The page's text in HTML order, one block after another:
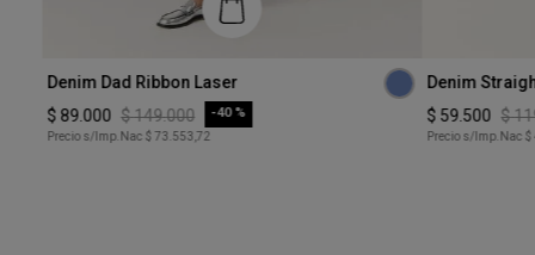
26
Denim Dad Ribbon Laser
$ 89.000 $149.000 -40 %
Precio s/Imp.Nac $ 73.553,72
26
Denim
$ 59.500 $
Precio s/Imp.Nac $